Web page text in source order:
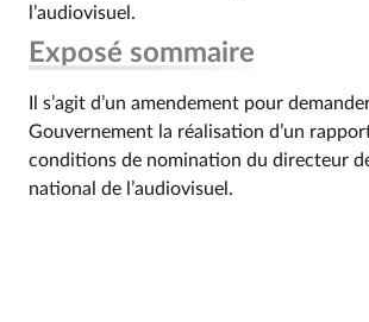
l’audiovisuel.
Exposé sommaire
Il s’agit d’un amendement pour
Gouvernement la réalisation d’un
conditions de nomination du directeur
national de l’audiovisuel.